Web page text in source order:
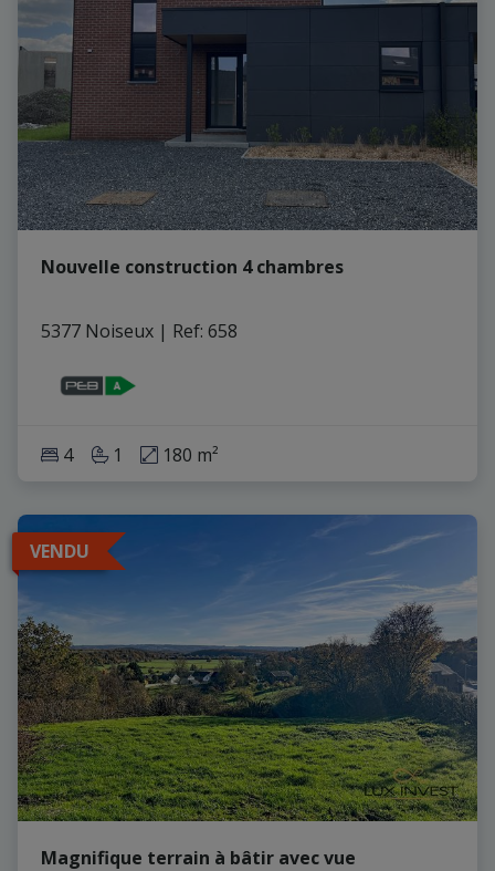
Nouvelle construction 4 chambres
5377 Noiseux | Ref: 658
4 1 180 m²
VENDU
Magnifique terrain à bâtir avec vue